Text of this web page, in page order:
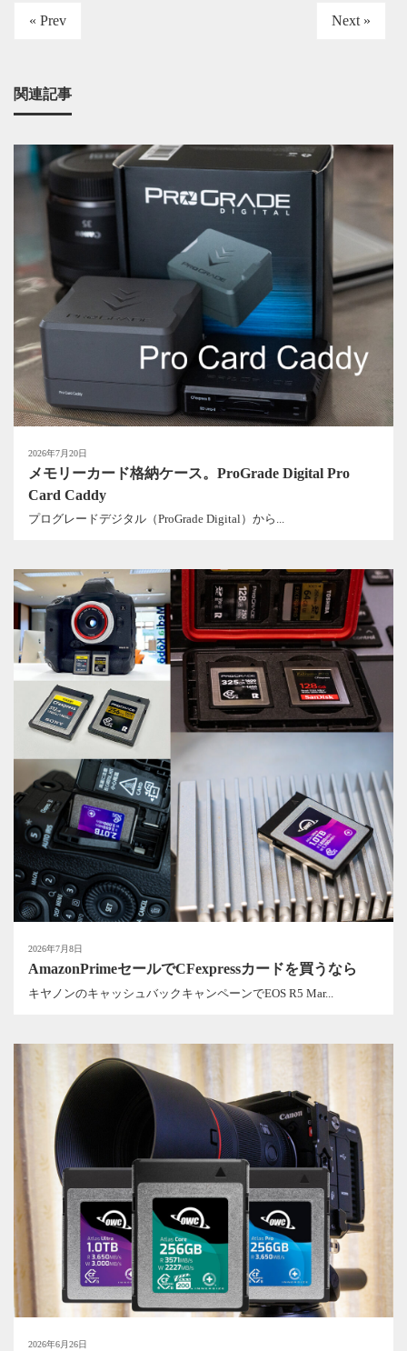
« Prev Next »
関連記事
2026年7月20日
メモリーカード格納ケース。ProGrade Digital Pro
Card Caddy
プログレードデジタル（ProGrade Digital）から...
2026年7月8日
AmazonPrimeセールでCFexpressカードを買うなら
キヤノンのキャッシュバックキャンペーンでEOS R5 Mar...
2026年6月26日